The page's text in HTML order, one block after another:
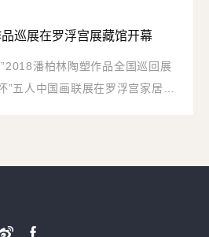
巡展在罗浮宫展藏馆开幕
潘柏林陶塑作品全国巡回展
”五人中国画联展在罗浮宫家居总